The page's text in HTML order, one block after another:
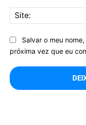
Salvar o meu
próxima vez que eu